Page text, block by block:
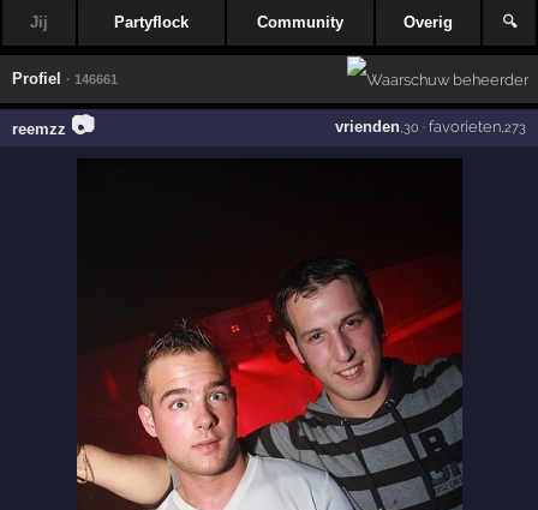
Jij Partyflock Community Overig 🔍
Profiel · 146661
reemzz 📷 vrienden,30 · favorieten,273